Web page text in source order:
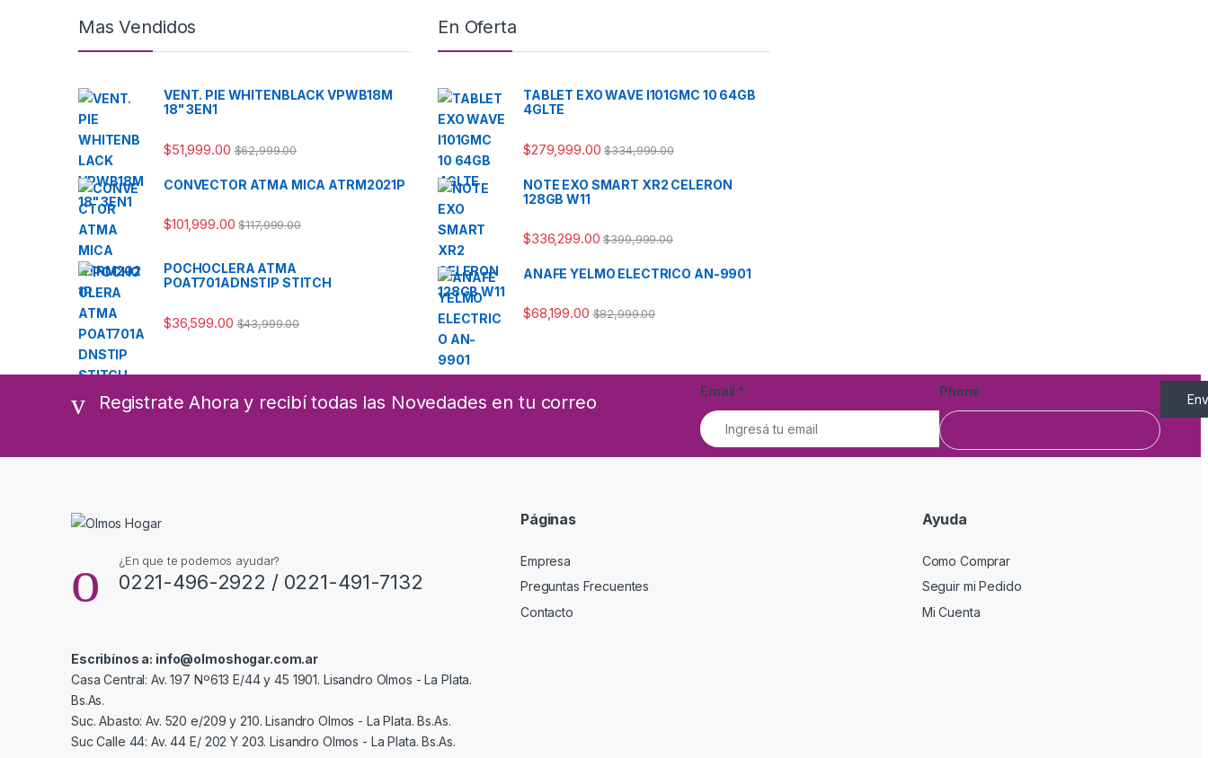
Mas Vendidos
VENT. PIE WHITENBLACK VPWB18M
18" 3EN1
$51,999.00 $62,999.00
CONVECTOR ATMA MICA ATRM2021P
$101,999.00 $117,999.00
POCHOCLERA ATMA
POAT701ADNSTIP STITCH
$36,599.00 $43,999.00
En Oferta
TABLET EXO WAVE I101GMC 10 64GB
4GLTE
$279,999.00 $334,999.00
NOTE EXO SMART XR2 CELERON
128GB W11
$336,299.00 $399,999.00
ANAFE YELMO ELECTRICO AN-9901
$68,199.00 $82,999.00
Registrate Ahora y recibí todas las Novedades en tu correo
Email * Phone
¿En que te podemos ayudar?
0221-496-2922 / 0221-491-7132
Escribínos a: info@olmoshogar.com.ar
Casa Central: Av. 197 Nº613 E/44 y 45 1901. Lisandro Olmos - La Plata.
Bs.As.
Suc. Abasto: Av. 520 e/209 y 210. Lisandro Olmos - La Plata. Bs.As.
Suc Calle 44: Av. 44 E/ 202 Y 203. Lisandro Olmos - La Plata. Bs.As.
Páginas
Empresa
Preguntas Frecuentes
Contacto
Ayuda
Como Comprar
Seguir mi Pedido
Mi Cuenta